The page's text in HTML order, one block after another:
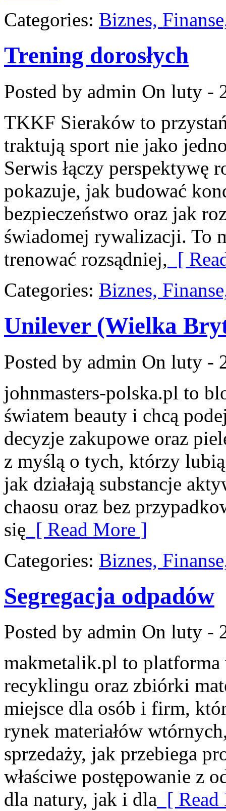
Categories: Biznes,
Trening dorosłych
Posted by admin On luty -
TKKF Sieraków to
traktują sport nie jako
Serwis łączy perspektywę
pokazuje, jak budować
bezpieczeństwo oraz jak
świadomej rywalizacji. To
trenować rozsądniej, [
Categories: Biznes,
Unilever (Wielka
Posted by admin On luty -
johnmasters-polska.pl to
światem beauty i chcą
decyzje zakupowe oraz
z myślą o tych, którzy lubią
jak działają substancje
chaosu oraz bez
się [ Read More ]
Categories: Biznes,
Segregacja odpadów
Posted by admin On luty -
makmetalik.pl to
recyklingu oraz zbiórki
miejsce dla osób i firm,
rynek materiałów
sprzedaży, jak przebiega
właściwe postępowanie z
dla natury, jak i dla [